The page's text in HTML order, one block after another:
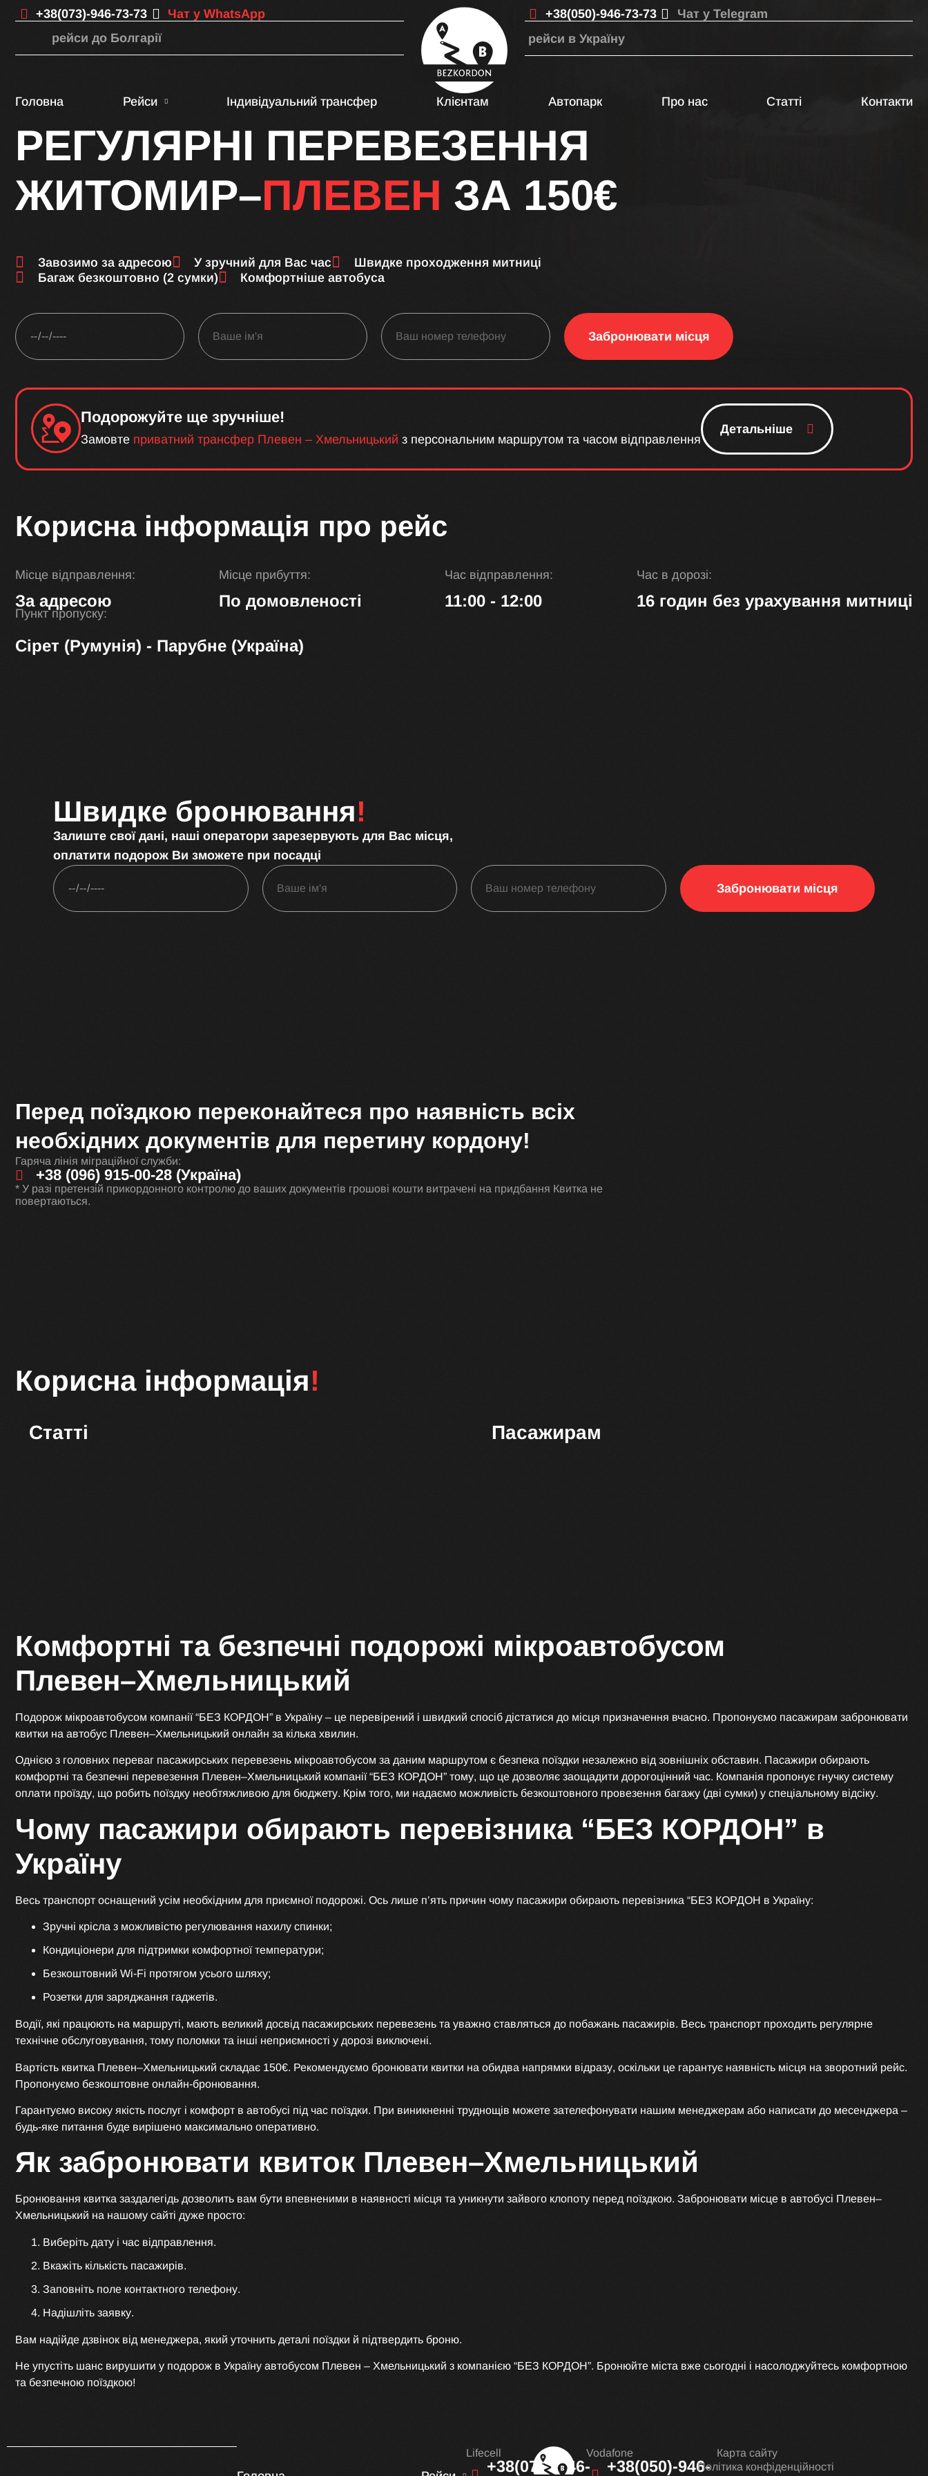
+38(073)-946-73-73
Чат у WhatsApp
рейси до Болгарії
+38(050)-946-73-73
Чат у Telegram
рейси в Україну
Головна Рейси Індивідуальний трансфер Клієнтам Автопарк Про нас Статті Контакти
РЕГУЛЯРНІ ПЕРЕВЕЗЕННЯ
ЖИТОМИР–ПЛЕВЕН ЗА 150€
Завозимо за адресою У зручний для Вас час
Швидке проходження митниці
Багаж безкоштовно (2 сумки)
Комфортніше автобуса
Забронювати місця
Подорожуйте ще зручніше!
Замовте приватний трансфер Плевен – Хмельницький з персональним маршрутом та часом відправлення
Детальніше
Корисна інформація про рейс
Місце відправлення:
За адресою
Місце прибуття:
По домовленості
Час відправлення:
11:00 - 12:00
Час в дорозі:
16 годин без урахування митниці
Пункт пропуску:
Сірет (Румунія) - Парубне (Україна)
Швидке бронювання!
Залиште свої дані, наші оператори зарезервують для Вас місця,
оплатити подорож Ви зможете при посадці
Забронювати місця
Перед поїздкою переконайтеся про наявність всіх
необхідних документів для перетину кордону!
Гаряча лінія міграційної служби:
+38 (096) 915-00-28 (Україна)
* У разі претензій прикордонного контролю до ваших документів грошові кошти витрачені на придбання Квитка не
повертаються.
Корисна інформація!
Статті Пасажирам
Комфортні та безпечні подорожі мікроавтобусом
Плевен–Хмельницький
Подорож мікроавтобусом компанії “БЕЗ КОРДОН” в Україну – це перевірений і швидкий спосіб дістатися до місця призначення вчасно. Пропонуємо пасажирам забронювати
квитки на автобус Плевен–Хмельницький онлайн за кілька хвилин.
Однією з головних переваг пасажирських перевезень мікроавтобусом за даним маршрутом є безпека поїздки незалежно від зовнішніх обставин. Пасажири обирають
комфортні та безпечні перевезення Плевен–Хмельницький компанії “БЕЗ КОРДОН” тому, що це дозволяє заощадити дорогоцінний час. Компанія пропонує гнучку систему
оплати проїзду, що робить поїздку необтяжливою для бюджету. Крім того, ми надаємо можливість безкоштовного провезення багажу (дві сумки) у спеціальному відсіку.
Чому пасажири обирають перевізника “БЕЗ КОРДОН” в
Україну
Весь транспорт оснащений усім необхідним для приємної подорожі. Ось лише п’ять причин чому пасажири обирають перевізника “БЕЗ КОРДОН в Україну:
Зручні крісла з можливістю регулювання нахилу спинки;
Кондиціонери для підтримки комфортної температури;
Безкоштовний Wi-Fi протягом усього шляху;
Розетки для заряджання гаджетів.
Водії, які працюють на маршруті, мають великий досвід пасажирських перевезень та уважно ставляться до побажань пасажирів. Весь транспорт проходить регулярне
технічне обслуговування, тому поломки та інші неприємності у дорозі виключені.
Вартість квитка Плевен–Хмельницький складає 150€. Рекомендуємо бронювати квитки на обидва напрямки відразу, оскільки це гарантує наявність місця на зворотний рейс.
Пропонуємо безкоштовне онлайн-бронювання.
Гарантуємо високу якість послуг і комфорт в автобусі під час поїздки. При виникненні труднощів можете зателефонувати нашим менеджерам або написати до месенджера –
будь-яке питання буде вирішено максимально оперативно.
Як забронювати квиток Плевен–Хмельницький
Бронювання квитка заздалегідь дозволить вам бути впевненими в наявності місця та уникнути зайвого клопоту перед поїздкою. Забронювати місце в автобусі Плевен–
Хмельницький на нашому сайті дуже просто:
Виберіть дату і час відправлення.
Вкажіть кількість пасажирів.
Заповніть поле контактного телефону.
Надішліть заявку.
Вам надійде дзвінок від менеджера, який уточнить деталі поїздки й підтвердить броню.
Не упустіть шанс вирушити у подорож в Україну автобусом Плевен – Хмельницький з компанією “БЕЗ КОРДОН”. Бронюйте міста вже сьогодні і насолоджуйтесь комфортною
та безпечною поїздкою!
Lifecell
+38(073)-946-
Vodafone
+38(050)-946-
Карта сайту
Політика конфіденційності